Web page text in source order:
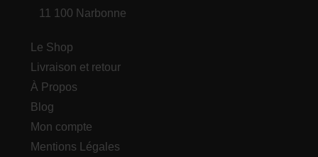
11 100 Narbonne
Le Shop
Livraison et retour
À Propos
Blog
Mon compte
Mentions Légales